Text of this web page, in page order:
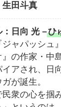
生田斗真
日向 光 –ひ
ャパッシュ
』の作家・中
アされ、日
が誕生。
民衆の心を掴